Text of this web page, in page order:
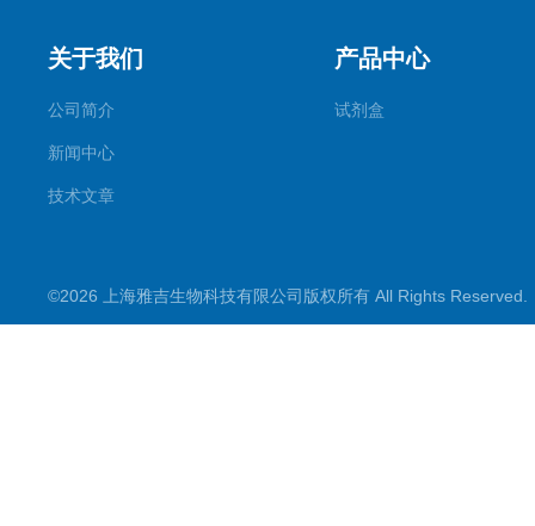
关于我们
公司简介
新闻中心
技术文章
产品中心
试剂盒
©2026 上海雅吉生物科技有限公司版权所有 All Rights